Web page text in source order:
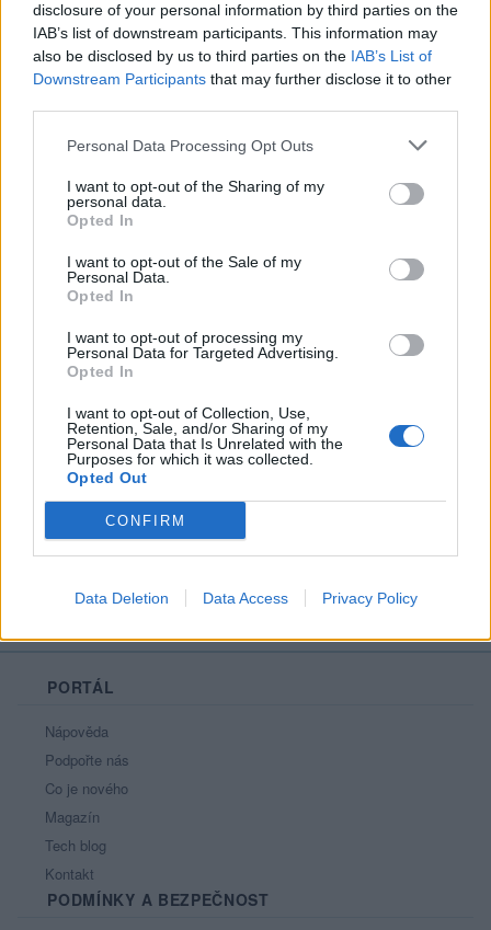
disclosure of your personal information by third parties on the
IAB’s list of downstream participants. This information may
also be disclosed by us to third parties on the IAB’s List of
Downstream Participants that may further disclose it to other
Personal Data Processing Opt Outs
I want to opt-out of the Sharing of my
personal data.
Opted In
I want to opt-out of the Sale of my
Personal Data.
Opted In
I want to opt-out of processing my
Personal Data for Targeted Advertising.
Opted In
I want to opt-out of Collection, Use,
Retention, Sale, and/or Sharing of my
Personal Data that Is Unrelated with the
Purposes for which it was collected.
Opted Out
CONFIRM
Data Deletion Data Access Privacy Policy
Neověřený profil
fotografií. U neověřených profilů nelze zaručit, že fotografie a
Napsat uživateli vzkaz
Informace o profilu a chatu
Registrace od: 24.06.2015 22:09
Online: Není nikde online
Počet přátel : 0
Profil zobrazen: 181x
Líbí se:0
Sledované diskuze:Informace pro uživatele
PORTÁL
Nápověda
Podpořte nás
Co je nového
Magazín
Tech blog
Kontakt
PODMÍNKY A BEZPEČNOST